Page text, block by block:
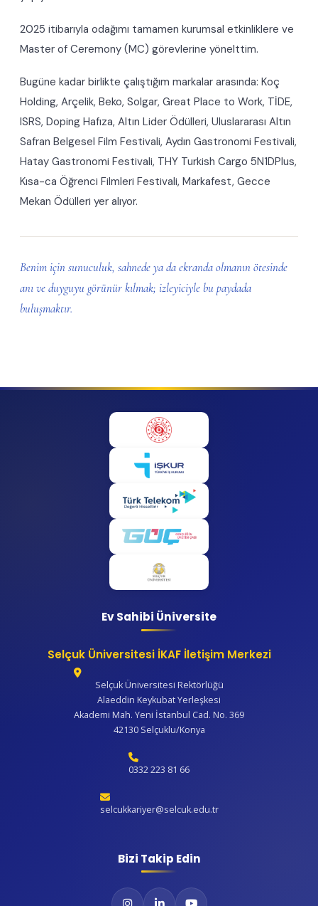
2025 itibarıyla odağımı tamamen kurumsal etkinliklere ve
Master of Ceremony (MC) görevlerine yönelttim.
Bugüne kadar birlikte çalıştığım markalar arasında: Koç
Holding, Arçelik, Beko, Solgar, Great Place to Work, TİDE,
ISRS, Doping Hafıza, Altın Lider Ödülleri, Uluslararası Altın
Safran Belgesel Film Festivali, Aydın Gastronomi Festivali,
Hatay Gastronomi Festivali, THY Turkish Cargo 5N1DPlus,
Kısa-ca Öğrenci Filmleri Festivali, Markafest, Gecce
Mekan Ödülleri yer alıyor.
Benim için sunuculuk, sahnede ya da ekranda olmanın ötesinde
anı ve duyguyu görünür kılmak; izleyiciyle bu paydada
buluşmaktır.
Ev Sahibi Üniversite
Selçuk Üniversitesi İKAF İletişim Merkezi
Selçuk Üniversitesi Rektörlüğü
Alaeddin Keykubat Yerleşkesi
Akademi Mah. Yeni İstanbul Cad. No. 369
42130 Selçuklu/Konya
0332 223 81 66
selcukkariyer@selcuk.edu.tr
Bizi Takip Edin